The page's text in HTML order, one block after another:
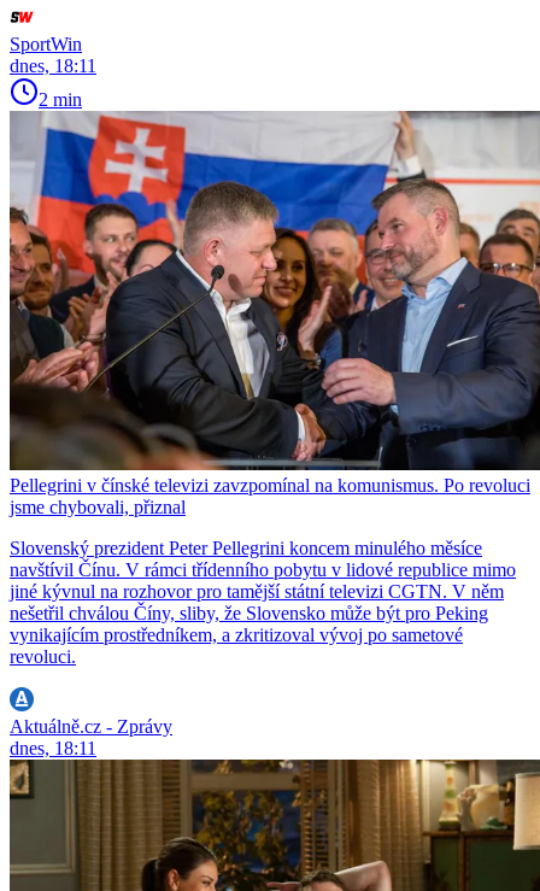
SportWin
dnes, 18:11
2 min
Pellegrini v čínské televizi zavzpomínal na komunismus. Po revoluci
jsme chybovali, přiznal
Slovenský prezident Peter Pellegrini koncem minulého měsíce
navštívil Čínu. V rámci třídenního pobytu v lidové republice mimo
jiné kývnul na rozhovor pro tamější státní televizi CGTN. V něm
nešetřil chválou Číny, sliby, že Slovensko může být pro Peking
vynikajícím prostředníkem, a zkritizoval vývoj po sametové
revoluci.
Aktuálně.cz - Zprávy
dnes, 18:11